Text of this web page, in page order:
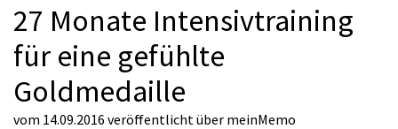
27 Monate Intensivtraining
für eine gefühlte
Goldmedaille
vom 14.09.2016 veröffentlicht über meinMemo